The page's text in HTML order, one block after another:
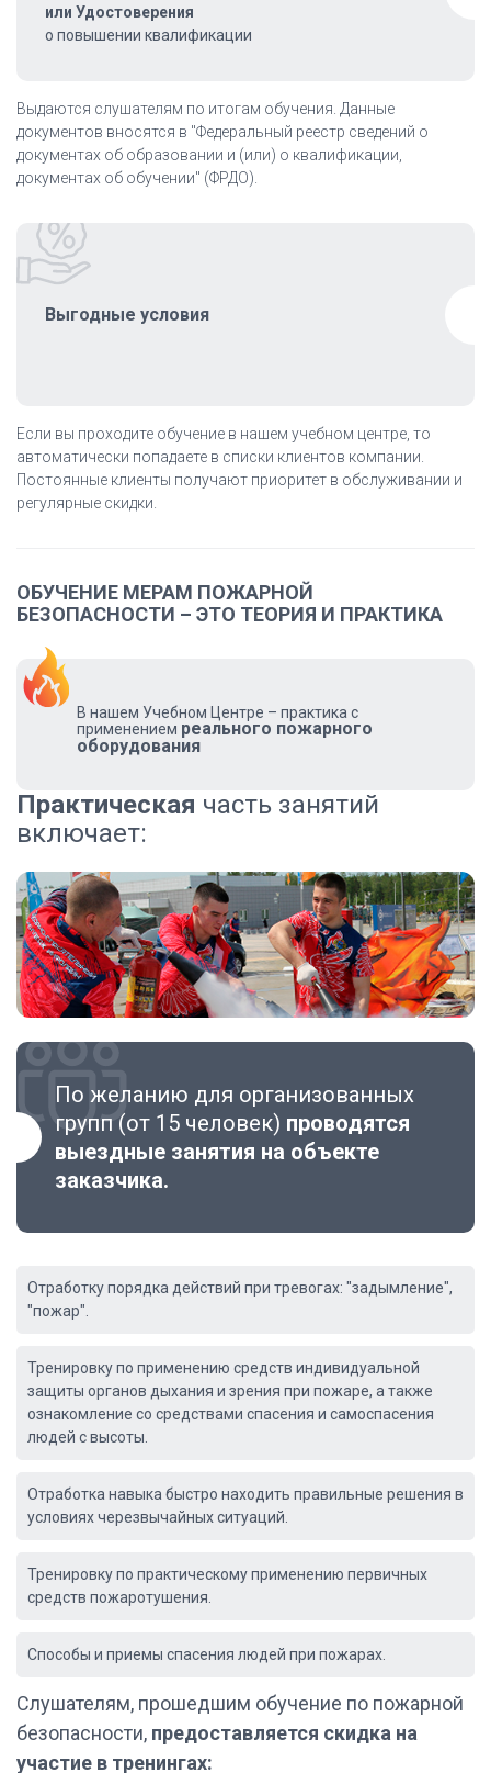
или Удостоверения
о повышении квалификации
Выдаются слушателям по итогам обучения. Данные
документов вносятся в "Федеральный реестр сведений о
документах об образовании и (или) о квалификации,
документах об обучении" (ФРДО).
Выгодные условия
Если вы проходите обучение в нашем учебном центре, то
автоматически попадаете в списки клиентов компании.
Постоянные клиенты получают приоритет в обслуживании и
регулярные скидки.
ОБУЧЕНИЕ МЕРАМ ПОЖАРНОЙ
БЕЗОПАСНОСТИ – ЭТО ТЕОРИЯ И ПРАКТИКА
В нашем Учебном Центре – практика с
применением реального пожарного
оборудования
Практическая часть занятий
включает:
По желанию для организованных
групп (от 15 человек) проводятся
выездные занятия на объекте
заказчика.
Отработку порядка действий при тревогах: "задымление",
"пожар".
Тренировку по применению средств индивидуальной
защиты органов дыхания и зрения при пожаре, а также
ознакомление со средствами спасения и самоспасения
людей с высоты.
Отработка навыка быстро находить правильные решения в
условиях черезвычайных ситуаций.
Тренировку по практическому применению первичных
средств пожаротушения.
Способы и приемы спасения людей при пожарах.
Слушателям, прошедшим обучение по пожарной
безопасности, предоставляется скидка на
участие в тренингах: